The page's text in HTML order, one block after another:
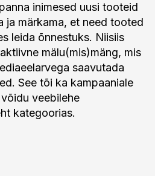
inimesed uusi tooteid
ja märkama, et need tooted
leida õnnestuks. Niisiis
mälu(mis)mäng, mis
saavutada
See tõi ka kampaaniale
veebilehe
kategoorias.